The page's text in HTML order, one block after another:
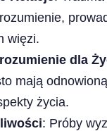
więzi.
dla
mają
życia.
: Próby